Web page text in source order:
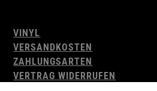
VINYL
VERSANDKOSTEN
ZAHLUNGSARTEN
VERTRAG WIDERRUFEN